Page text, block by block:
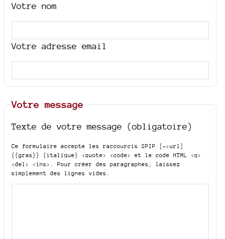
Votre nom
Votre adresse email
Votre message
Texte de votre message (obligatoire)
Ce formulaire accepte les raccourcis SPIP
[->url]
{{gras}} {italique} <quote> <code>
et le code HTML <q>
<del> <ins>
. Pour créer des paragraphes, laissez
simplement des lignes vides.